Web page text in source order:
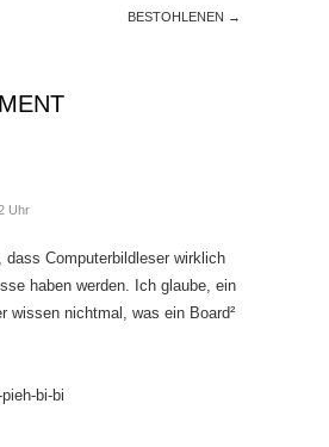
BESTOHLENEN →
Uhr
dass Computerbildleser wirklich
haben werden. Ich glaube, ein
wissen nichtmal, was ein Board²
bi-bi